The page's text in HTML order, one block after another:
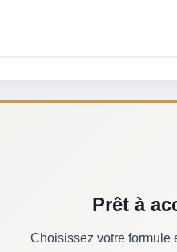
Prêt à
Choisissez votre formule